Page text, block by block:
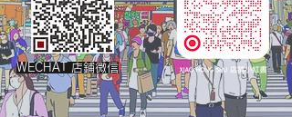
WECHAT 店鋪微信